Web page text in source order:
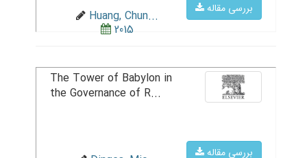
بررسی مقاله
Huang, Chun...
2015
بررسی مقاله
The Tower of Babylon in
the Governance of R...